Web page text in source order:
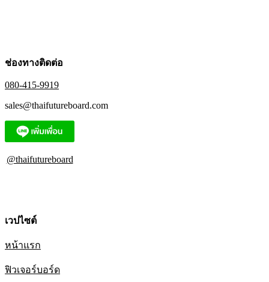
ช่องทางติดต่อ
080-415-9919
sales@thaifutureboard.com
@thaifutureboard
เวปไซต์
หน้าแรก
ฟิวเจอร์บอร์ด